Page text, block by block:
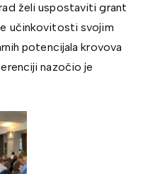
želi uspostaviti grant
učinkovitosti svojim
potencijala krovova
nazočio je